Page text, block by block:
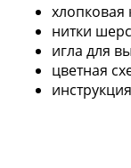
хлопковая
нитки
игла для
цветная